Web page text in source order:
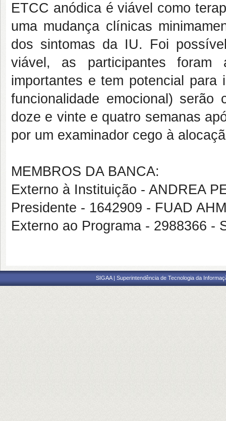
ETCC anódica é viável como
uma mudança clínicas
dos sintomas da IU. Foi
viável, as participantes foram
importantes e tem potencial
funcionalidade emocional)
doze e vinte e quatro semanas
por um examinador cego à
MEMBROS DA BANCA:
Externo à Instituição - ANDREA
Presidente - 1642909 - FUAD
Externo ao Programa - 2988366 -
SIGAA | Superintendência de Tecnologia da